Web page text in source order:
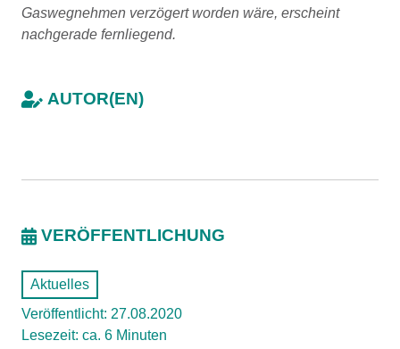
Gaswegnehmen verzögert worden wäre, erscheint
nachgerade fernliegend.
AUTOR(EN)
VERÖFFENTLICHUNG
Aktuelles
Veröffentlicht: 27.08.2020
Lesezeit: ca. 6 Minuten